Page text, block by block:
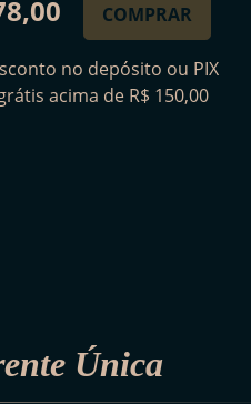
no depósito ou PIX
acima de R$ 150,00
COMPRAR
Única